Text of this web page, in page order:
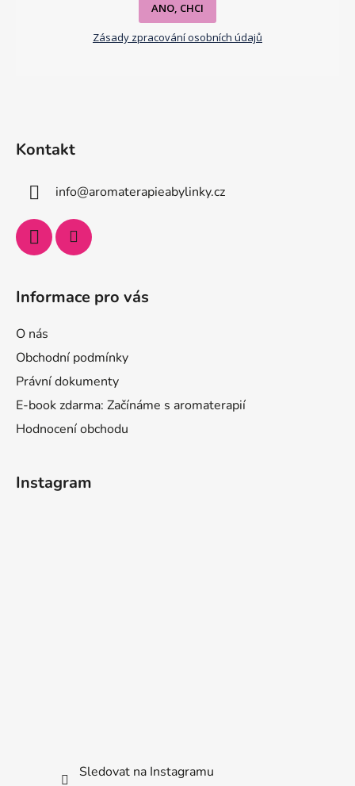
ANO, CHCI
Zásady zpracování osobních údajů
Kontakt
info@aromaterapieabylinky.cz
Informace pro vás
O nás
Obchodní podmínky
Právní dokumenty
E-book zdarma: Začínáme s aromaterapií
Hodnocení obchodu
Instagram
Sledovat na Instagramu